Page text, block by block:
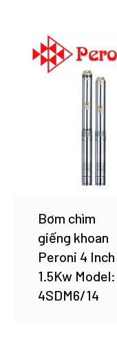
Bơm chìm
giếng khoan
Peroni 4 Inch
1.5Kw Model:
4SDM6/14